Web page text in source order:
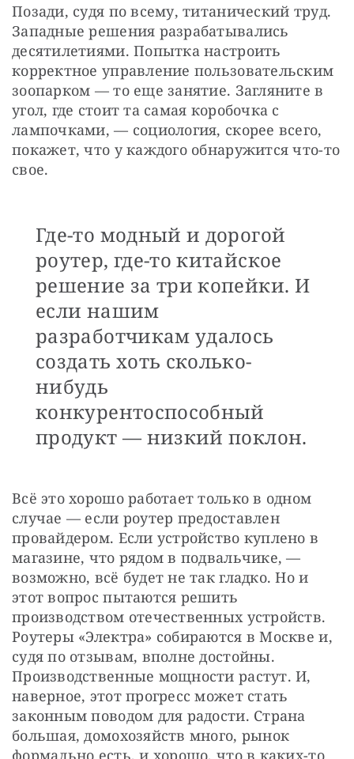
Позади, судя по всему, титанический труд.
Западные решения разрабатывались
десятилетиями. Попытка настроить
корректное управление пользовательским
зоопарком — то еще занятие. Загляните в
угол, где стоит та самая коробочка с
лампочками, — социология, скорее всего,
покажет, что у каждого обнаружится что-то
свое.
Где-то модный и дорогой
роутер, где-то китайское
решение за три копейки. И
если нашим
разработчикам удалось
создать хоть сколько-
нибудь
конкурентоспособный
продукт — низкий поклон.
Всё это хорошо работает только в одном
случае — если роутер предоставлен
провайдером. Если устройство куплено в
магазине, что рядом в подвальчике, —
возможно, всё будет не так гладко. Но и
этот вопрос пытаются решить
производством отечественных устройств.
Роутеры «Электра» собираются в Москве и,
судя по отзывам, вполне достойны.
Производственные мощности растут. И,
наверное, этот прогресс может стать
законным поводом для радости. Страна
большая, домохозяйств много, рынок
формально есть, и хорошо, что в каких-то